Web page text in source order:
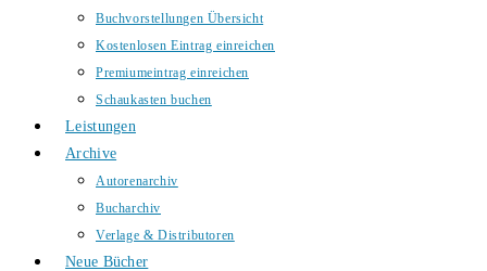
Buchvorstellungen Übersicht
Kostenlosen Eintrag einreichen
Premiumeintrag einreichen
Schaukasten buchen
Leistungen
Archive
Autorenarchiv
Bucharchiv
Verlage & Distributoren
Neue Bücher